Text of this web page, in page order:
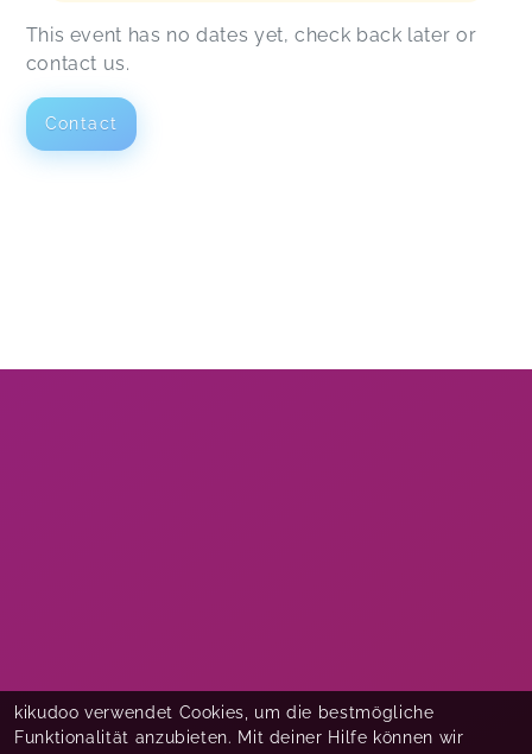
This event has no dates yet, check back later or
contact us.
Contact
kikudoo verwendet Cookies, um die bestmögliche
Funktionalität anzubieten. Mit deiner Hilfe können wir